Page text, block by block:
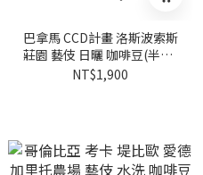
巴拿馬 CCD計畫 洛斯波索斯
莊園 藝伎 日曬 咖啡豆(半磅)
｜黃金烘焙
NT$1,900